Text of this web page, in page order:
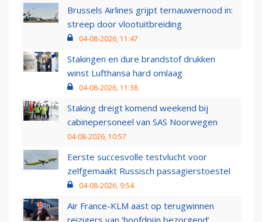
Brussels Airlines grijpt ternauwernood in:
streep door vlootuitbreiding
04-08-2026, 11:47
Stakingen en dure brandstof drukken
winst Lufthansa hard omlaag
04-08-2026, 11:38
Staking dreigt komend weekend bij
cabinepersoneel van SAS Noorwegen
04-08-2026, 10:57
Eerste succesvolle testvlucht voor
zelfgemaakt Russisch passagierstoestel
04-08-2026, 9:54
Air France-KLM aast op terugwinnen